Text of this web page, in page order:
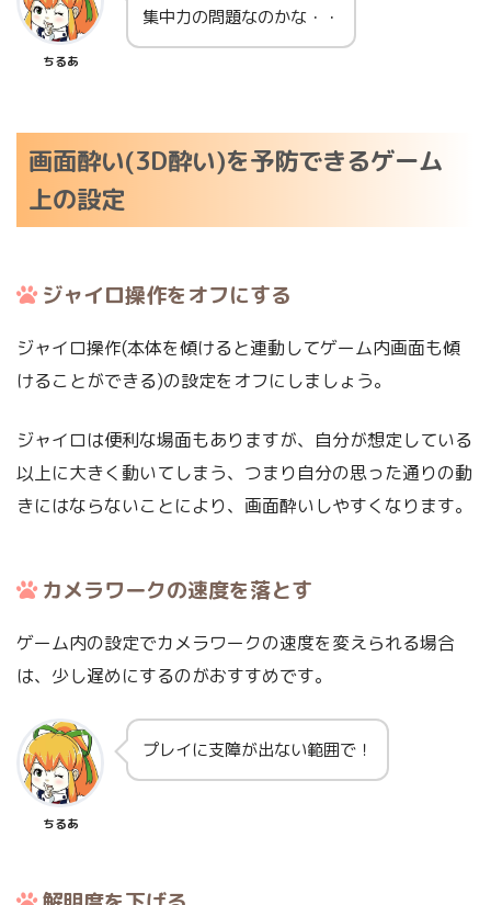
ちるあ
集中力の問題なのかな・・
画面酔い(3D酔い)を予防できるゲーム
上の設定
ジャイロ操作をオフにする
ジャイロ操作(本体を傾けると連動してゲーム内画面も傾
けることができる)の設定をオフにしましょう。
ジャイロは便利な場面もありますが、自分が想定している
以上に大きく動いてしまう、つまり自分の思った通りの動
きにはならないことにより、画面酔いしやすくなります。
カメラワークの速度を落とす
ゲーム内の設定でカメラワークの速度を変えられる場合
は、少し遅めにするのがおすすめです。
ちるあ
プレイに支障が出ない範囲で！